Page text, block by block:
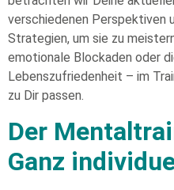
verschiedenen Perspektiven
Strategien, um sie zu
emotionale Blockaden oder
Lebenszufriedenheit – im
zu Dir passen.
Der
Ganz